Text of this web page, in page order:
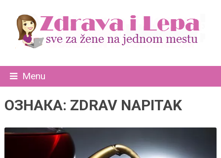
Menu
ОЗНАКА: ZDRAV NAPITAK